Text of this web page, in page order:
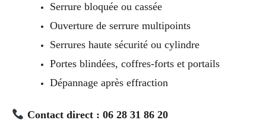
Serrure bloquée ou cassée
Ouverture de serrure multipoints
Serrures haute sécurité ou cylindre
Portes blindées, coffres-forts et portails
Dépannage après effraction
Contact direct : 06 28 31 86 20